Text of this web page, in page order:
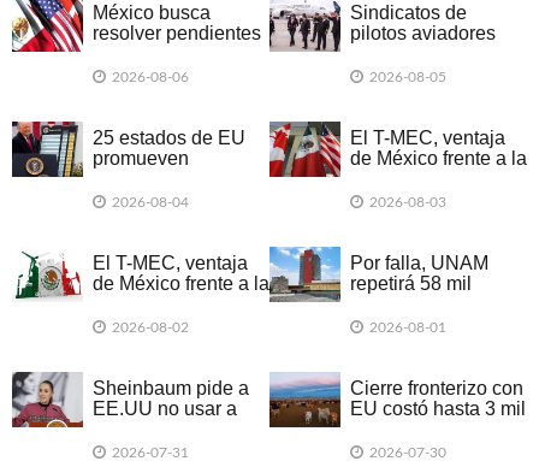
México busca
resolver pendientes
2026: Concamin
2026-08-06
Sindicatos de
pilotos aviadores
incluirlos en
2026-08-05
25 estados de EU
promueven
por nuevos
2026-08-04
El T-MEC, ventaja
de México frente a la
2026-08-03
El T-MEC, ventaja
de México frente a la
2026-08-02
Por falla, UNAM
repetirá 58 mil
presencial
2026-08-01
Sheinbaum pide a
EE.UU no usar a
electoral
2026-07-31
Cierre fronterizo con
EU costó hasta 3 mil
2026-07-30